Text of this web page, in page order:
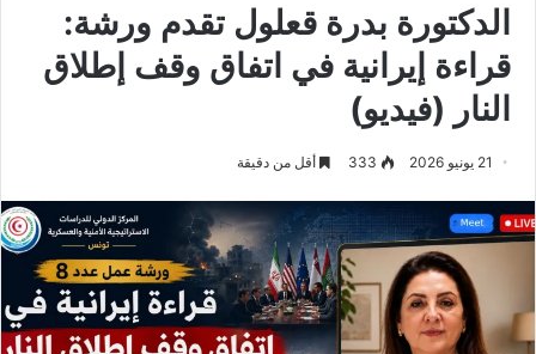
الدكتورة بدرة قعلول تقدم ورشة:
قراءة إيرانية في اتفاق وقف إطلاق
النار (فيديو)
21 يونيو 2026 333 أقل من دقيقة